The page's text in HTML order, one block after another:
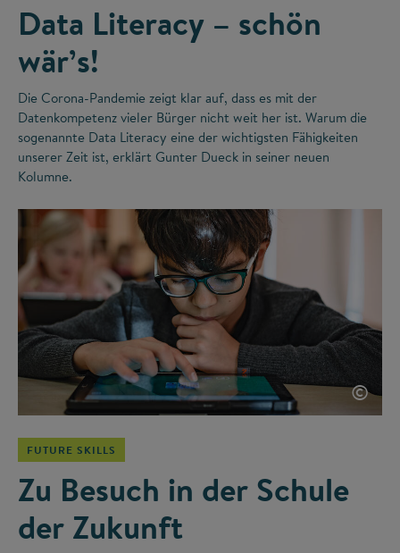
Data Literacy – schön
wär’s!
Die Corona-Pandemie zeigt klar auf, dass es mit der
Datenkompetenz vieler Bürger nicht weit her ist. Warum die
sogenannte Data Literacy eine der wichtigsten Fähigkeiten
unserer Zeit ist, erklärt Gunter Dueck in seiner neuen
Kolumne.
©
FUTURE SKILLS
Zu Besuch in der Schule
der Zukunft